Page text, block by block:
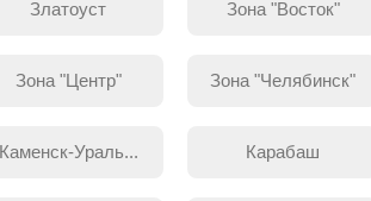
Златоуст Зона "Восток"
Зона "Центр" Зона "Челябинск"
Каменск-Ураль... Карабаш